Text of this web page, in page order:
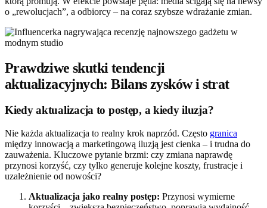
o „rewolucjach”, a odbiorcy – na coraz szybsze wdrażanie zmian.
Prawdziwe skutki tendencji
aktualizacyjnych: Bilans zysków i strat
Kiedy aktualizacja to postęp, a kiedy iluzja?
Nie każda aktualizacja to realny krok naprzód. Często granica
między innowacją a marketingową iluzją jest cienka – i trudna do
zauważenia. Kluczowe pytanie brzmi: czy zmiana naprawdę
przynosi korzyść, czy tylko generuje kolejne koszty, frustracje i
uzależnienie od nowości?
Aktualizacja jako realny postęp: Przynosi wymierne